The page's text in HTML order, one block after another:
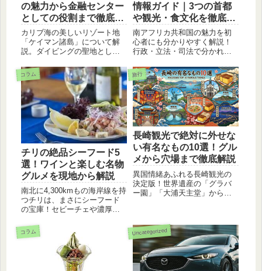
の魅力から金融センター
としての役割まで徹底解
説
カリブ海の美しいリゾート地
「ケイマン諸島」について解
説。ダイビングの聖地として
センター（タックス・ヘイヴ
ン）として有名なのか、その
特徴を分かりやすく紹介しま
す。
情報ガイド｜3つの首都
や観光・食文化を徹底解
説
南アフリカ共和国の魅力を初
心者にも分かりやすく解説！
行政・立法・司法で分かれた
界遺産テーブルマウンテン、
人気の野生動物サファリ、伝
統料理ボボティーまで、ブロ
グ記事に役立つ基本情報をま
とめて紹介します。
コラム
チリの絶品シーフード5
選！ワインと楽しむ名物
グルメを現地から解説
南北に4,300kmもの海岸線を持
つチリは、まさにシーフード
の宝庫！セビーチェや濃厚な
グリオー」のスープまで、チ
リ旅行で外せない絶品海鮮料
理と楽しみ方を徹底解説しま
す。極上の白ワインとのペア
リングも必見です。
旅行
長崎観光で絶対に外せな
い有名なもの10選！グル
メから穴場まで徹底解説
異国情緒あふれる長崎観光の
決定版！世界遺産の「グラバ
ー園」「大浦天主堂」から、
10選を詳しく教えます。歴
史・文化・食を網羅したこの
記事で、長崎旅行の計画は完
璧です！
コラム Uncategorized